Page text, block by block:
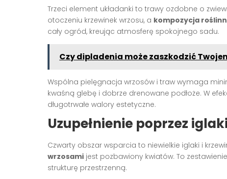
Trzeci element układanki to trawy ozdobne o
otoczeniu krzewinek wrzosu, a kompozycja
cały ogród, kreując atmosferę spokojnego sadu.
Czy dipladenia może zaszkodzić
Wspólna pielęgnacja wrzosów i traw wymaga
kwaśną glebę i dobrze drenowane podłoże. W
długotrwałe walory estetyczne.
Uzupełnienie poprzez
Czwarty obszar wsparcia to niewielkie iglaki i
wrzosami jest pozbawiony kwiatów. To
strukturę przestrzenną.